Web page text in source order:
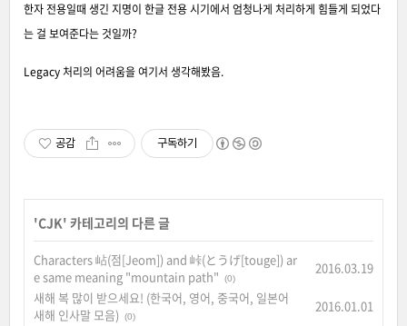
한자 전용일때 생긴 지명이 한글 전용 시기에서 엄청나게 처리하게 힘들게 되었다
는 걸 보여준다는 것일까?
Legacy 처리의 어려움을 여기서 생각해봤음.
공감 구독하기
'CJK' 카테고리의 다른 글
Characters 岾(점[Jeom]) and 峠(とうげ[touge]) ar
e same meaning "mountain path"
(0)
2016.03.19
새해 복 많이 받으세요! (한국어, 영어, 중국어, 일본어
새해 인사말 모음)
(0)
2016.01.01